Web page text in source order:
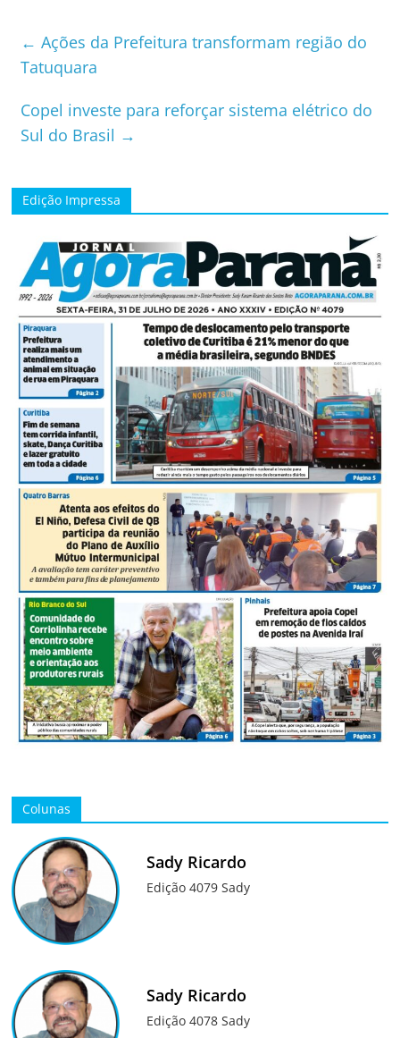
← Ações da Prefeitura transformam região do
Tatuquara
Copel investe para reforçar sistema elétrico do
Sul do Brasil →
Edição Impressa
Colunas
Sady Ricardo
Edição 4079 Sady
Sady Ricardo
Edição 4078 Sady